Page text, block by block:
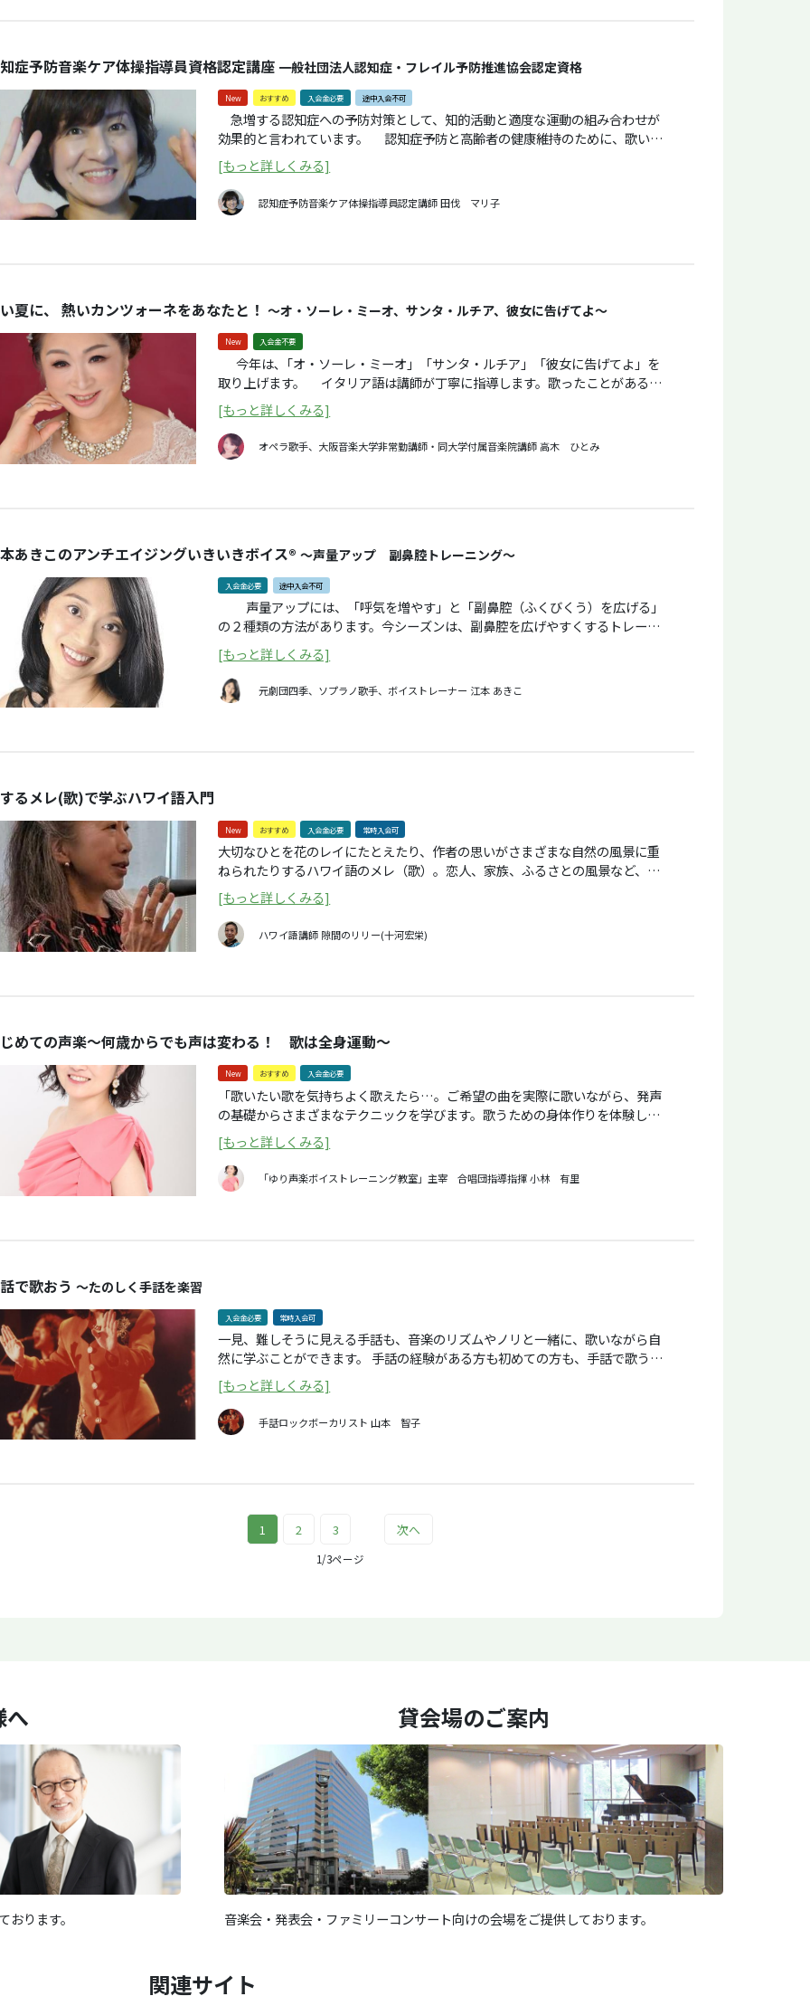
良女子大大学院博士課程にて所定単位取得。大阪ヒルトンホテルにてブライダ
を重ね、研さんを続けている。 ゆうゆう塾®「歌って倶楽部」 音楽を楽しむこ
とで、心と体をいきいきとさせ、脳のトレーニングができる歌中心のプログラ
ムです。楽しく和やかな雰囲気のグループレッスンです。
症予防音楽ケア体操指導員資格認定講座 一般社団法人認知症・フレイル予防推進協会認定資格
New おすすめ 入会金必要 途中入会不可
急増する認知症への予防対策として、知的活動と適度な運動の組み合わせが
効果的と言われています。 認知症予防と高齢者の健康維持のために、歌いな
がら老化予防トレーニングを行う「音楽ケア体操」の指導員資格を認定する講
座です。歌って楽しみながら、トレーニングを実践し、講座の中で資格が取得
できます。 高齢者施設や地域社会などで、レクリエーションの実践指導者とし
て、活躍が期待されています。経験や年齢は不問。どなたでも受講できます。
[もっと詳しくみる]
認知症予防音楽ケア体操指導員認定講師田伐 マリ子
夏に、 熱いカンツォーネをあなたと！ 〜オ・ソーレ・ミーオ、サンタ・ルチア、彼女に告げてよ〜
New 入会金不要
取り上げます。 イタリア語は講師が丁寧に指導します。歌ったことがある方
も､そうでない方も大きな声で身体を使って歌ってください。 楽しく発散し
て､暑さを吹き飛ばしましょう♪ 課題曲 ✳︎ ≪課題曲≫ ✳︎オ・ソーレ・ミー
[もっと詳しくみる]
オペラ歌手、大阪音楽大学非常勤講師・同大学付属音楽院講師高木 ひとみ
あきこのアンチエイジングいきいきボイス® ～声量アップ 副鼻腔トレーニング～
入会金必要 途中入会不可
の２種類の方法があります。今シーズンは、副鼻腔を広げやすくするトレーニ
ングをお伝えします。声が通らない、鼻声、低音が出にくい、響かない……。
そんな方はぜひ、ご参加ください。 副鼻腔を広げる筋肉を鍛えることで、普
段の声も響きやすく、よく通る声になります。その結果、低音が出しやすく、
頬の位置も高くなります。無理に喉声を出さなくなるので、喉への負担もとても
てみませんか？ 第１回 副鼻腔ってどこにある？ サウンドレベルチェック
（はじめに） 第２回 響きの良い声は共鳴のさせ方次第 「顔は声のスピーカ
ー」 第３回 副鼻腔共鳴１ 上顎（がく）洞編 第４回 副鼻腔共鳴２ 篩
（し）骨洞編 第５回 副鼻腔共鳴３ 前頭洞編 第６回 副鼻腔共鳴４ 蝶形骨
洞編、上顎洞・篩骨洞・前頭洞の三つのトレーニング 第７回 上顎洞・篩骨
洞・前頭洞・蝶形骨洞の四つのトレーニング、上顎洞を使う 第８回 篩骨洞を
使う１ 第９回 篩骨洞を使う２ 第10回 前頭洞を使う 第11回 副鼻腔４種を
使い分けて歌う 第12回 まとめ サウンドレベルチェック(おわりに) 【持参
[もっと詳しくみる]
元劇団四季、ソプラノ歌手、ボイストレーナー 江本 あきこ
るメレ(歌)で学ぶハワイ語入門
New おすすめ 入会金必要 常時入会可
大切なひとを花のレイにたとえたり、作者の思いがさまざまな自然の風景に重
ねられたりするハワイ語のメレ（歌）。恋人、家族、ふるさとの風景など、さ
まざまな語りが展開する表現の豊かさもその魅力。本講座では、その美しい世
界観を「恋するメレ」でたどりながら、ハワイ語文法の基礎をお伝えします。
講座内容（予定） 第1回目 4月18日 Kamaliʻi O Ka Pō（by
Kawaikapuokalani Hewett） 世界の始まり、神話の始まりを語るメレ。 第2
新しい表現に含まれる古典的なカオナ（ダブルミーニング、ハワイ語の修
香りが充満するメレの世界を味わう。 第6回目 9月19日 Kaʻa Nā
ʻAle（Words by Līhau Paik） この世界にある希望、果てしない切なさを抱きし
めて。 ■講師略歴 フラダンサー＆ミュージシャンを応援するハワイ語講
師。フラダンス歴も20年超。ハワイ語メレ（歌）の訳お よび解説を、ウェブ
サイトやYouTubeで発信している。
[もっと詳しくみる]
ハワイ語講師 隙間のリリー(十河宏栄)
めての声楽～何歳からでも声は変わる！ 歌は全身運動～
New おすすめ 入会金必要
「歌いたい歌を気持ちよく歌えたら…。ご希望の曲を実際に歌いながら、発声
の基礎からさまざまなテクニックを学びます。歌うための身体作りを体験しま
しょう。 いくつになっても、声はよみがえり歌は上達します。心も体も満たし
て、あなたの歌を歌いましょう。初心者歓迎。声を使うお仕事や合唱の指導にも
いかせます。
[もっと詳しくみる]
「ゆり声楽ボイストレーニング教室」主宰 合唱団指導指揮小林 有里
で歌おう ～たのしく手話を楽習
入会金必要 常時入会可
一見、難しそうに見える手話も、音楽のリズムやノリと一緒に、歌いながら自
然に学ぶことができます。 手話の経験がある方も初めての方も、手話で歌う楽
[もっと詳しくみる]
手話ロックボーカリスト 山本 智子
1 2 3 次へ
1/3ページ
へ
ります。
貸会場のご案内
音楽会・発表会・ファミリーコンサート向けの会場をご提供しております。
関連サイト